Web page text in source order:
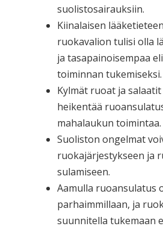
suolistosairauksiin.
Kiinalaisen
ruokavalion tulisi olla
ja tasapainoisempaa
toiminnan tukemiseksi.
Kylmät ruoat ja
heikentää
mahalaukun toimintaa.
Suoliston ongelmat
ruokajärjestykseen ja
sulamiseen.
Aamulla ruoansulatus
parhaimmillaan, ja
suunnitella tukemaan